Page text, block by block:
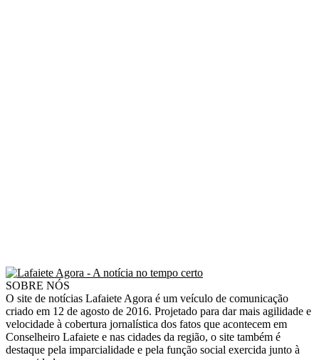
SOBRE NÓS
O site de notícias Lafaiete Agora é um veículo de comunicação
criado em 12 de agosto de 2016. Projetado para dar mais agilidade e
velocidade à cobertura jornalística dos fatos que acontecem em
Conselheiro Lafaiete e nas cidades da região, o site também é
destaque pela imparcialidade e pela função social exercida junto à